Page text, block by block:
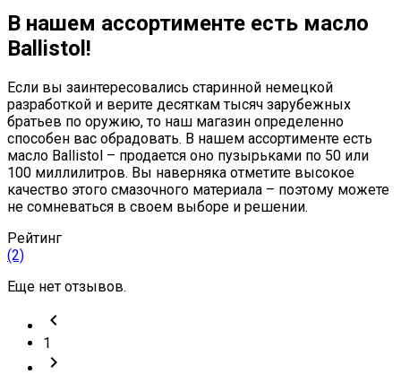
В нашем ассортименте есть масло
Ballistol!
Если вы заинтересовались старинной немецкой
разработкой и верите десяткам тысяч зарубежных
братьев по оружию, то наш магазин определенно
способен вас обрадовать. В нашем ассортименте есть
масло Ballistol – продается оно пузырьками по 50 или
100 миллилитров. Вы наверняка отметите высокое
качество этого смазочного материала – поэтому можете
не сомневаться в своем выборе и решении.
Рейтинг
(2)
Еще нет отзывов.
chevron_left
1
chevron_right